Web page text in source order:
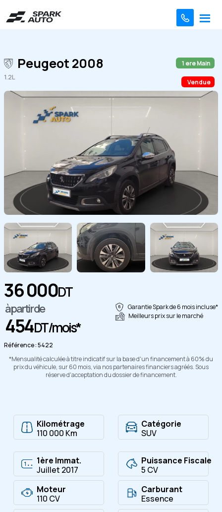
Peugeot 2008
1.2L
Vendue
1 ere Main
36 000DT
à partir de
454DT/mois*
Référence : 5422
Garantie Spark de 6 mois incluse*
Meilleurs prix sur le marché
*Mensualité calculée à titre indicatif sur la base d'un financement à 60% du
prix du véhicule, sur 60 mois, via nos partenaires financiers agréés. Sous
réserve d'acceptation du dossier de financement.
Kilométrage
110 000 Km
Catégorie
SUV
1ère Immat.
Juillet 2017
Puissance Fiscale
5 CV
Moteur
110 CV
Carburant
Essence
Copier